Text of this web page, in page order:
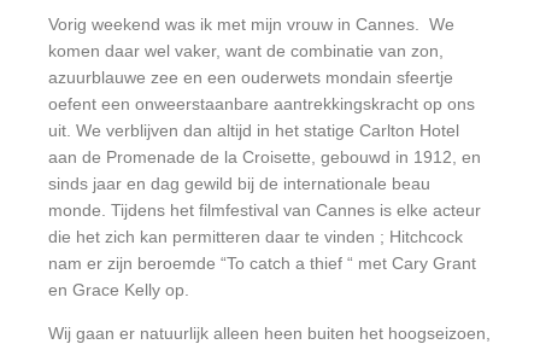
Vorig weekend was ik met mijn vrouw in Cannes. We
komen daar wel vaker, want de combinatie van zon,
azuurblauwe zee en een ouderwets mondain sfeertje
oefent een onweerstaanbare aantrekkingskracht op ons
uit. We verblijven dan altijd in het statige Carlton Hotel
aan de Promenade de la Croisette, gebouwd in 1912, en
sinds jaar en dag gewild bij de internationale beau
monde. Tijdens het filmfestival van Cannes is elke acteur
die het zich kan permitteren daar te vinden ; Hitchcock
nam er zijn beroemde “To catch a thief “ met Cary Grant
en Grace Kelly op.
Wij gaan er natuurlijk alleen heen buiten het hoogseizoen,